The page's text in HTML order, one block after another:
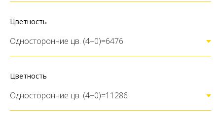
Цветность
Цветность